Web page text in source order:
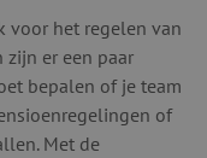
voor het regelen van
zijn er een paar
bepalen of je team
of
Met de